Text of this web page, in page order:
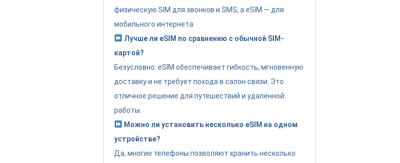
физическую SIM для звонков и SMS, а eSIM — для
мобильного интернета.
Лучше ли eSIM по сравнению с обычной SIM-
картой?
Безусловно. eSIM обеспечивает гибкость, мгновенную
доставку и не требует похода в салон связи. Это
отличное решение для путешествий и удалённой
работы.
Можно ли установить несколько eSIM на одном
устройстве?
Да, многие телефоны позволяют хранить несколько